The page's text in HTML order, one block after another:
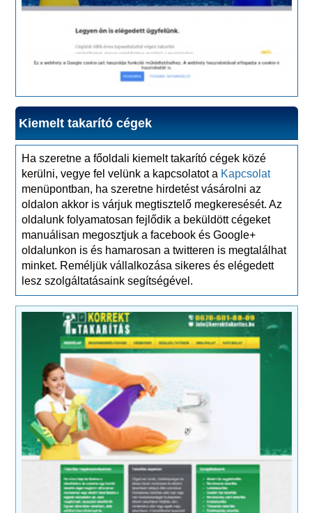
Kiemelt takarító cégek
Ha szeretne a főoldali kiemelt takarító cégek közé
kerülni, vegye fel velünk a kapcsolatot a Kapcsolat
menüpontban, ha szeretne hirdetést vásárolni az
oldalon akkor is várjuk megtisztelő megkeresését. Az
oldalunk folyamatosan fejlődik a beküldött cégeket
manuálisan megosztjuk a facebook és Google+
oldalunkon is és hamarosan a twitteren is megtalálhat
minket. Reméljük vállalkozása sikeres és elégedett
lesz szolgáltatásaink segítségével.